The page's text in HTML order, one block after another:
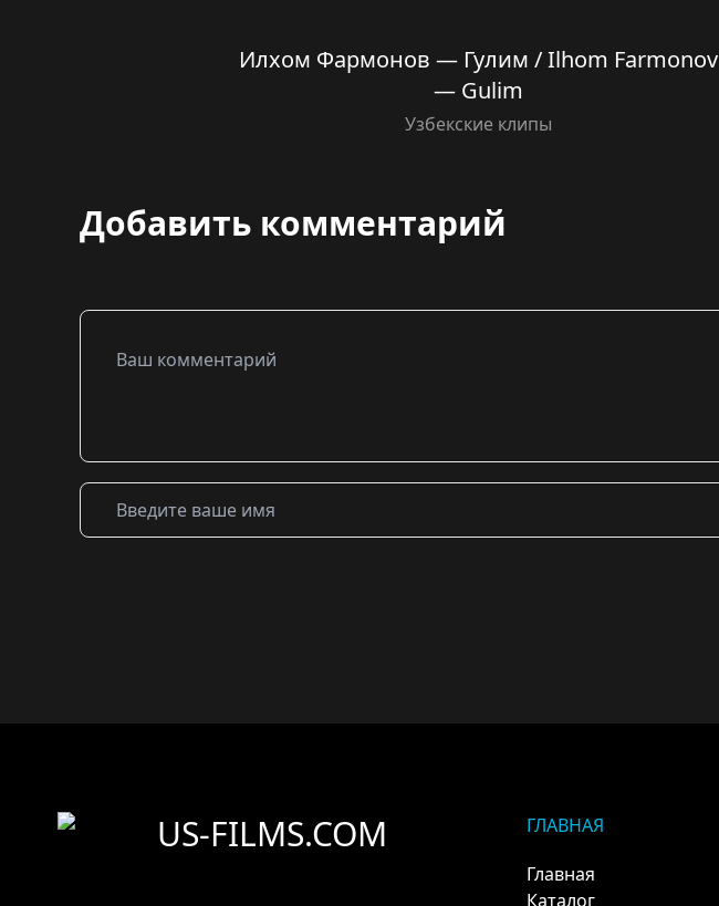
Илхом Фармонов — Гулим / Ilhom Farmonov
— Gulim
Узбекские клипы
Добавить комментарий
US-FILMS.COM
ГЛАВНАЯ
Главная
Каталог